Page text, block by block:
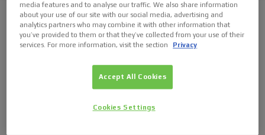
ACTUALIDAD
EVENTOS
Solicita un presupuesto
Buscar concesionario
media features and to analyse our traffic. We also share information
about your use of our site with our social media, advertising and
analytics partners who may combine it with other information that
you’ve provided to them or that they’ve collected from your use of their
services. For more information, visit the section
Privacy
Accept All Cookies
Cookies Settings